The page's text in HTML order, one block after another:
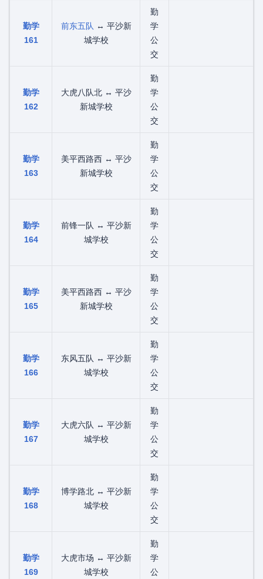
勤学
161
前东五队 ↔ 平沙新
城学校
勤
学
公
交
勤学
162
大虎八队北 ↔ 平沙
新城学校
勤
学
公
交
勤学
163
美平西路西 ↔ 平沙
新城学校
勤
学
公
交
勤学
164
前锋一队 ↔ 平沙新
城学校
勤
学
公
交
勤学
165
美平西路西 ↔ 平沙
新城学校
勤
学
公
交
勤学
166
东风五队 ↔ 平沙新
城学校
勤
学
公
交
勤学
167
大虎六队 ↔ 平沙新
城学校
勤
学
公
交
勤学
168
博学路北 ↔ 平沙新
城学校
勤
学
公
交
勤学
169
大虎市场 ↔ 平沙新
城学校
勤
学
公